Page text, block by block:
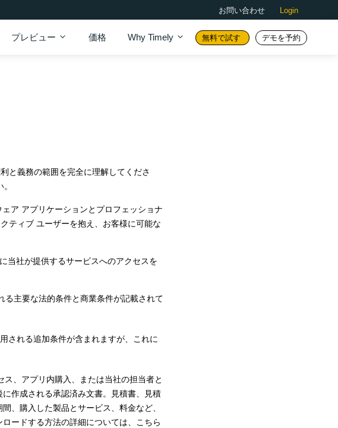
お問い合わせ Login
プレビュー 価格 Why Timely 無料で試す デモを予約
と義務の範囲を完全に理解してくださ
ア アプリケーションとプロフェッショナ
ティブ ユーザーを抱え、お客様に可能な
当社が提供するサービスへのアクセスを
る主要な法的条件と商業条件が記載されて
される追加条件が含まれますが、これに
、アプリ内購入、または当社の担当者と
作成される承認済み文書。見積書、見積
、購入した製品とサービス、料金など、
ードする方法の詳細については、こちら